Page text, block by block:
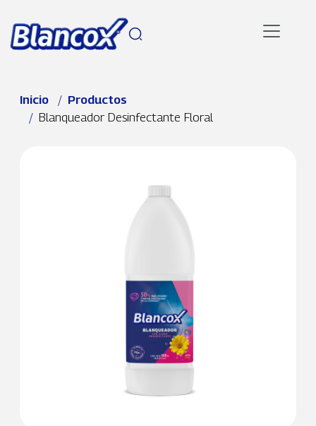
Ruta de navegación
Inicio
Productos
Blanqueador Desinfectante Floral